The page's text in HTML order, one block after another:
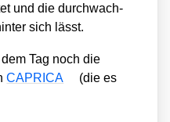
und die durch­wach­
sich lässt.
Tag noch die
CAPRICA
(die es